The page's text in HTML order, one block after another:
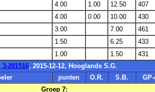
4.00 1.00 12.50
407
4.00 0.00 10.00
430
3.00 7.00
461
1.50 6.25
433
1.00 1.50
431
3-201516, 2015-12-12, Hooglands S.G.
punten O.R. S.B.
Groep 7: